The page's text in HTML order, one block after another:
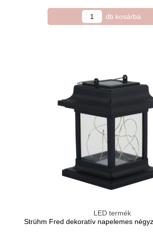
LED termék
Strühm Fred dekoratív napelemes